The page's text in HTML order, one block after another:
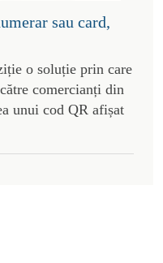
sau card,
o soluție prin care
comercianți din
unui cod QR afișat